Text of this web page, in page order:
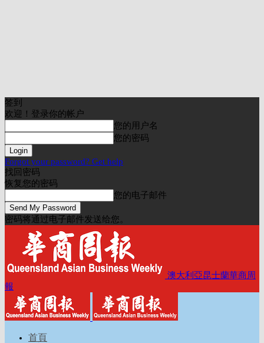
签到
欢迎！登录你的帐户
您的用户名
您的密码
Forgot your password? Get help
找回密码
恢复您的密码
您的电子邮件
密码将通过电子邮件发送给您。
澳大利亞昆士蘭華商周
報
首頁